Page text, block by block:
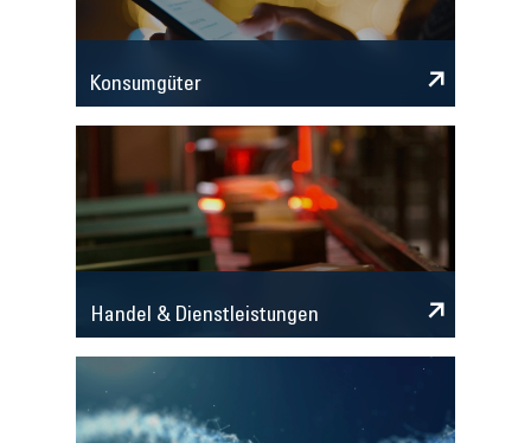
Konsumgüter
Handel & Dienstleistungen